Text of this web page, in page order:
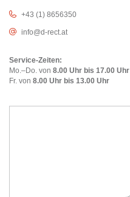
+43 (1) 8656350
info@d-rect.at
Service-Zeiten:
Mo.–Do. von 8.00 Uhr bis 17.00 Uhr
Fr. von 8.00 Uhr bis 13.00 Uhr